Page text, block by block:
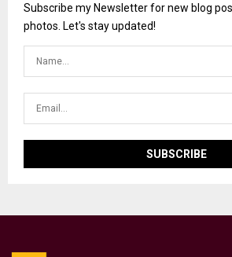
Subscribe my Newsletter for new blog
photos. Let's stay updated!